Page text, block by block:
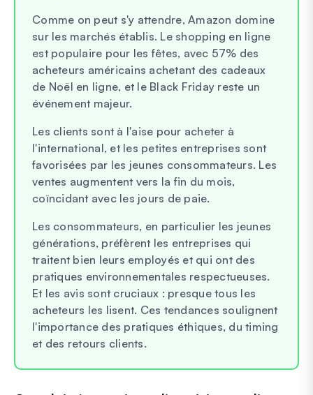
Comme on peut s'y attendre, Amazon domine
sur les marchés établis. Le shopping en ligne
est populaire pour les fêtes, avec 57% des
acheteurs américains achetant des cadeaux
de Noël en ligne, et le Black Friday reste un
événement majeur.
Les clients sont à l'aise pour acheter à
l'international, et les petites entreprises sont
favorisées par les jeunes consommateurs. Les
ventes augmentent vers la fin du mois,
coïncidant avec les jours de paie.
Les consommateurs, en particulier les jeunes
générations, préfèrent les entreprises qui
traitent bien leurs employés et qui ont des
pratiques environnementales respectueuses.
Et les avis sont cruciaux : presque tous les
acheteurs les lisent. Ces tendances soulignent
l'importance des pratiques éthiques, du timing
et des retours clients.